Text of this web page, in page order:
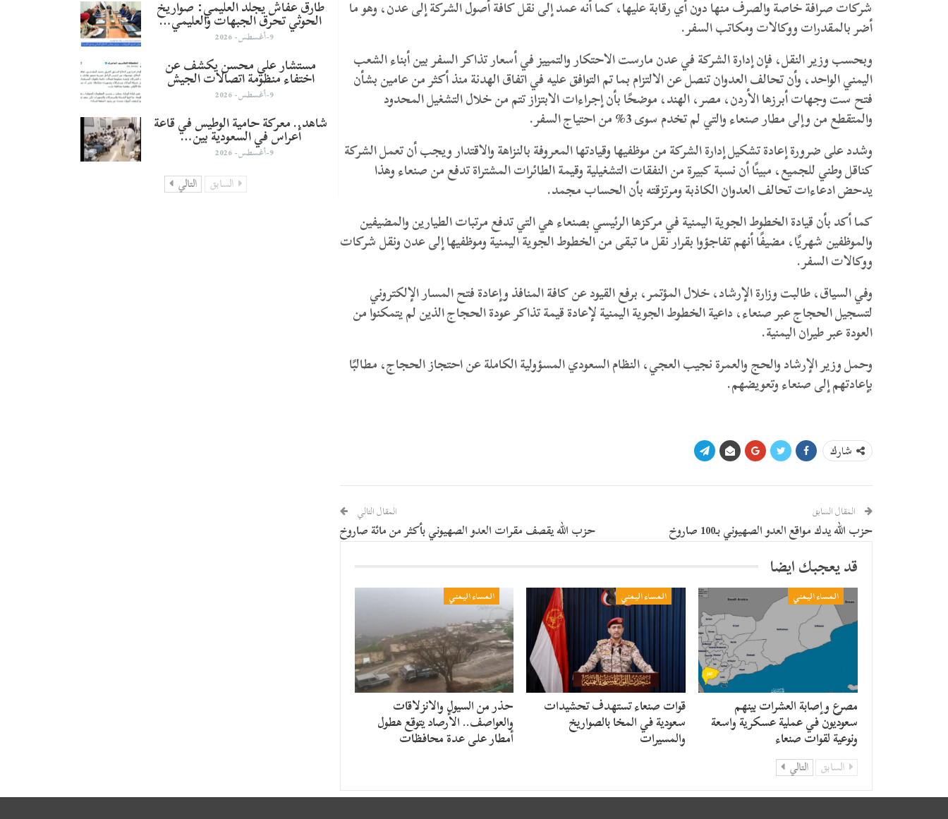
شركات صرافة خاصة والصرف منها دون أي رقابة عليها، كما أنه عمد إلى نقل كافة أصول الشركة إلى عدن، وهو ما
أضر بالمقدرات ووكالات ومكاتب السفر.
وبحسب وزير النقل، فإن إدارة الشركة في عدن مارست الاحتكار والتمييز في أسعار تذاكر السفر بين أبناء الشعب
اليمني الواحد، وأن تحالف العدوان تنصل عن الالتزام بما تم التوافق عليه في اتفاق الهدنة منذ أكثر من عامين بشأن
فتح ست وجهات أبرزها الأردن، مصر، الهند، موضحًا بأن إجراءات الابتزاز تتم من خلال التشغيل المحدود
والمتقطع من وإلى مطار صنعاء والتي لم تخدم سوى 3% من احتياج السفر.
وشدد على ضرورة إعادة تشكيل إدارة الشركة من موظفيها وقيادتها المعروفة بالنزاهة والاقتدار ويجب أن تعمل الشركة
كناقل وطني للجميع، مبينًا أن نسبة كبيرة من النفقات التشغيلية وقيمة الطائرات المشتراة تدفع من صنعاء وهذا
يدحض ادعاءات تحالف العدوان الكاذبة ومرتزقته بأن الحساب مجمد.
كما أكد بأن قيادة الخطوط الجوية اليمنية في مركزها الرئيسي بصنعاء هي التي تدفع مرتبات الطيارين والمضيفين
والموظفين شهريًا، مضيفًا أنهم تفاجؤوا بقرار نقل ما تبقى من الخطوط الجوية اليمنية وموظفيها إلى عدن ونقل شركات
ووكالات السفر.
وفي السياق، طالبت وزارة الإرشاد، خلال المؤتمر، برفع القيود عن كافة المنافذ وإعادة فتح المسار الإلكتروني
لتسجيل الحجاج عبر صنعاء، داعية الخطوط الجوية اليمنية لإعادة قيمة تذاكر عودة الحجاج الذين لم يتمكنوا من
العودة عبر طيران اليمنية.
وحمل وزير الإرشاد والحج والعمرة نجيب العجي، النظام السعودي المسؤولية الكاملة عن احتجاز الحجاج، مطالبًا
بإعادتهم إلى صنعاء وتعويضهم.
شارك
المقال السابق
حزب الله يدك مواقع العدو الصهيوني بـ100 صاروخ
المقال التالي
حزب الله يقصف مقرات العدو الصهيوني بأكثر من مائة صاروخ
قد يعجبك ايضا
المساء اليمني
مصرع وإصابة العشرات بينهم
سعوديون في عملية عسكرية واسعة
ونوعية لقوات صنعاء
المساء اليمني
قوات صنعاء تستهدف تحشيدات
سعودية في المخا بالصواريخ
والمسيرات
المساء اليمني
حذر من السيول والانزلاقات
والعواصف.. الأرصاد يتوقع هطول
أمطار على عدة محافظات
السابق التالي
طارق عفاش يجلد العليمي: صواريخ
الحوثي تحرق الجبهات والعليمي…
9-أغسطس- 2026
مستشار علي محسن يكشف عن
اختفاء منظومة اتصالات الجيش
9-أغسطس- 2026
شاهد.. معركة حامية الوطيس في قاعة
أعراس في السعودية بين…
9-أغسطس- 2026
السابق التالي